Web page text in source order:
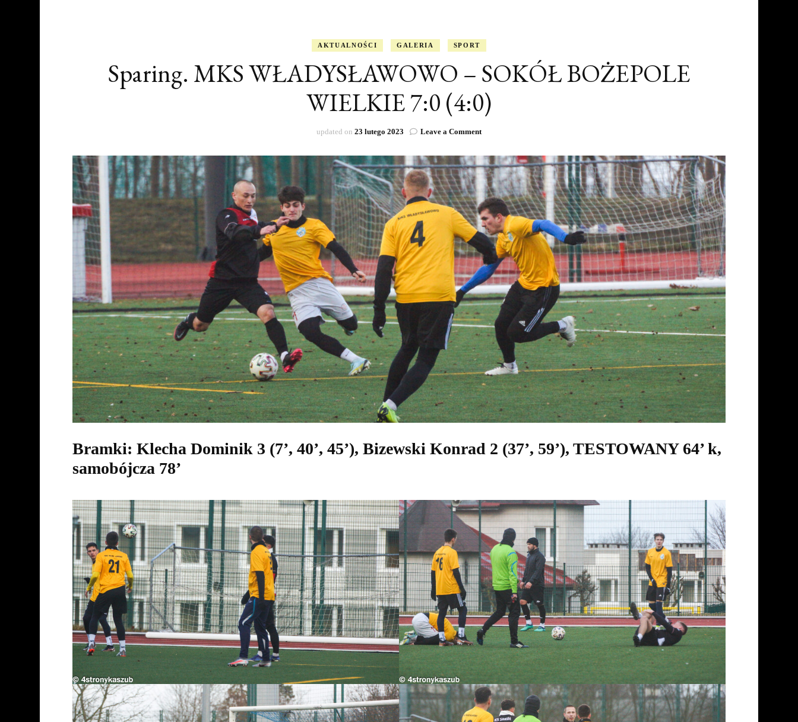
AKTUALNOŚCI GALERIA SPORT
Sparing. MKS WŁADYSŁAWOWO – SOKÓŁ BOŻEPOLE
WIELKIE 7:0 (4:0)
updated on 23 lutego 2023 Leave a Commenton
MKS
WŁADYSŁAWOWO
–
SOKÓŁ
BOŻEPOLE
WIELKIE
7:0
(4:0)
Bramki: Klecha Dominik 3 (7’, 40’, 45’), Bizewski Konrad 2 (37’, 59’), TESTOWANY 64’ k,
samobójcza 78’